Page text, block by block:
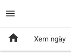
Xem ngày